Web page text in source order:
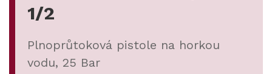
1/2
Plnoprůtoková pistole na horkou
vodu, 25 Bar